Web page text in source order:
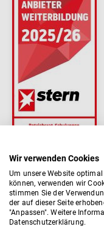
Wir verwenden Cookies
Um unsere Website
können, verwenden wir
stimmen Sie der
der auf dieser Seite
"Anpassen". Weitere
Datenschutzerklärung.